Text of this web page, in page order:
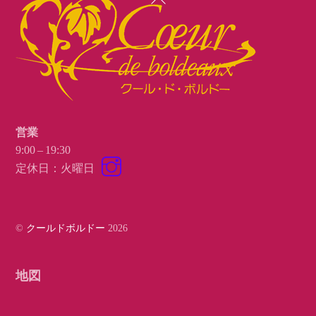
To
Top
営業
9:00 – 19:30
定休日：火曜日
© クールドボルドー 2026
地図